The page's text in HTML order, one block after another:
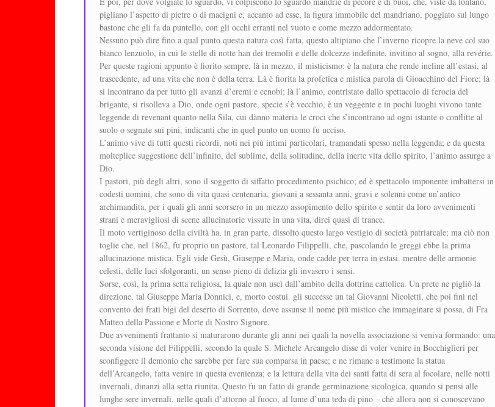
pigliano l’aspetto di pietre o di macigni e, accanto ad esse, la figura immobile del mandriano, poggiato sul lungo
bastone che gli fa da puntello, con gli occhi erranti nel vuoto e come mezzo addormentato.
Nessuno può dire fino a qual punto questa natura così fatta, questo altipiano che l’inverno ricopre la neve col suo
bianco lenzuolo, in cui le stelle di notte han dei tremolii e delle dolcezze indefinite, invitino al sogno, alla revérie.
Per queste ragioni appunto è fiorito sempre, là in mezzo, il misticismo: è la natura che rende incline all’estasi, al
trascedente, ad una vita che non è della terra. Là è fiorita la profetica e mistica parola di Gioacchino del Fiore; là
si incontrano da per tutto gli avanzi d’eremi e cenobi; là l’animo, contristato dallo spettacolo di ferocia del
brigante, si risolleva a Dio, onde ogni pastore, specie s’è vecchio, è un veggente e in pochi luoghi vivono tante
leggende di revenant quanto nella Sila, cui dànno materia le croci che s’incontrano ad ogni istante o conflitte al
suolo o segnate sui pini, indicanti che in quel punto un uomo fu ucciso.
L’animo vive di tutti questi ricordi, noti nei più intimi particolari, tramandati spesso nella leggenda; e da questa
molteplice suggestione dell’infinito, del sublime, della solitudine, della inerte vita dello spirito, l’animo assurge a
Dio.
I pastori, più degli altri, sono il soggetto di siffatto procedimento psichico; ed è spettacolo imponente imbattersi in
codesti uomini, che sono di vita quasi centenaria, giovani a sessanta anni, gravi e solenni come un’antico
archimandita, per i quali gli anni scorsero in un mezzo assopimento dello spirito e sentir da loro avvenimenti
strani e meravigliosi di scene allucinatorie vissute in una vita, direi quasi di trance.
Il moto vertiginoso della civiltà ha, in gran parte, dissolto questo largo vestigio di società patriarcale; ma ciò non
toglie che, nel 1862, fu proprio un pastore, tal Leonardo Filippelli, che, pascolando le greggi ebbe la prima
allucinazione mistica. Egli vide Gesù, Giuseppe e Maria, onde cadde per terra in estasi. mentre delle armonie
celesti, delle luci sfolgoranti, un senso pieno di delizia gli invasero i sensi.
Sorse, così, la prima setta religiosa, la quale non uscì dall’ambito della dottrina cattolica. Un prete ne pigliò la
direzione, tal Giuseppe Maria Donnici, e, morto costui. gli successe un tal Giovanni Nicoletti, che poi finì nel
convento dei frati bigi del deserto di Sorrento, dove assunse il nome più mistico che immaginare si possa, di Fra
Matteo della Passione e Morte di Nostro Signore.
Due avvenimenti frattanto si maturarono durante gli anni nei quali la novella associazione si veniva formando: una
seconda visione del Filippelli, secondo la quale S. Michele Arcangelo disse di voler venire in Bocchiglieri per
sconfiggere il demonio che sarebbe per fare sua comparsa in paese; e ne rimane a testimone la statua
dell’Arcangelo, fatta venire in questa evenienza; e la lettura della vita dei santi fatta di sera al focolare, nelle notti
invernali, dinanzi alla setta riunita. Questo fu un fatto di grande germinazione sicologica, quando si pensi alle
lunghe sere invernali, nelle quali d’attorno al fuoco, al lume d’una teda di pino – chè allora non si conoscevano